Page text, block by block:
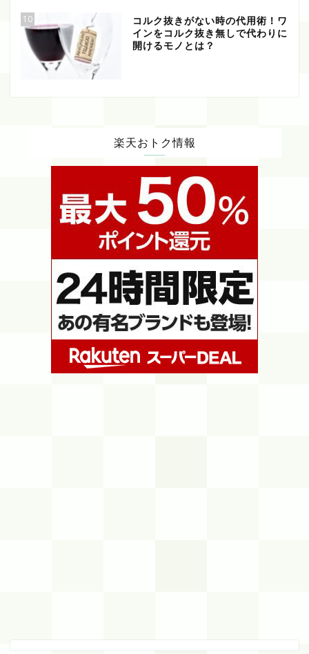
10
コルク抜きがない時の代用術！ワ
インをコルク抜き無しで代わりに
開けるモノとは？
楽天おトク情報